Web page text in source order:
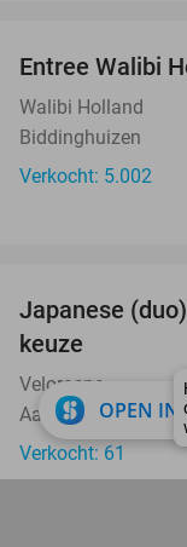
Entree Walibi
Walibi Holland
Biddinghuizen
Verkocht: 5.002
Japanese
keuze
Veloraspa
Aalsmeer (12 km)
Verkocht: 61
OPEN IN